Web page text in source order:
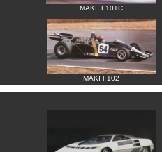
MAKI F101C
MAKI F102